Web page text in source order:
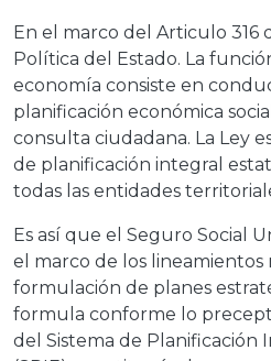
En el marco del Articulo 316
Política del Estado. La
economía consiste en
planificación económica
consulta ciudadana. La Ley
de planificación integral
todas las entidades
Es así que el Seguro Social
el marco de los lineamientos
formulación de planes
formula conforme lo
del Sistema de Planificación